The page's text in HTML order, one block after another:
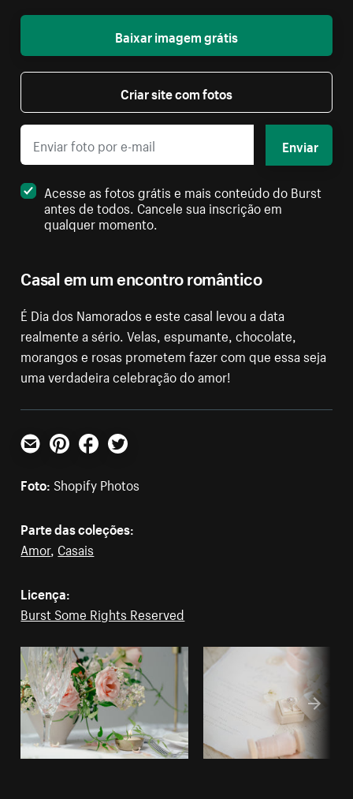
Casal em um encontro romântico
É Dia dos Namorados e este casal levou a data
realmente a sério. Velas, espumante, chocolate,
morangos e rosas prometem fazer com que essa seja
uma verdadeira celebração do amor!
Baixar imagem grátis
Criar site com fotos
Enviar
Acesse as fotos grátis e mais conteúdo do Burst
antes de todos. Cancele sua inscrição em
qualquer momento.
E-mailPinterestFacebookTwitter
Foto: Shopify Photos
Parte das coleções:
Amor, Casais
Licença:
Burst Some Rights Reserved